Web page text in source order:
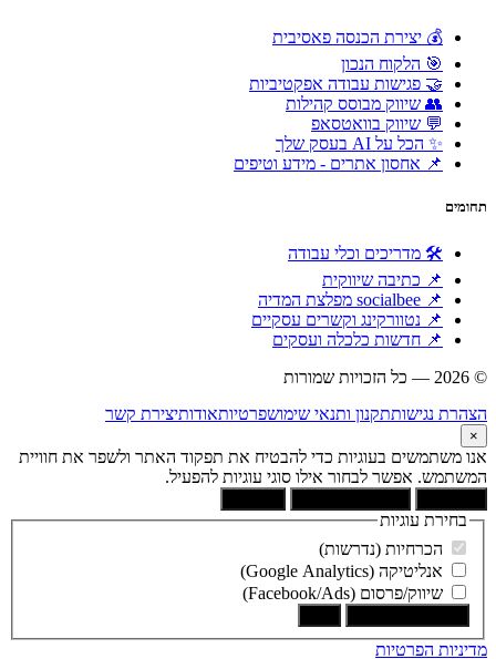
💰 יצירת הכנסה פאסיבית
🎯 הלקוח הנכון
🤝 פגישות עבודה אפקטיביות
👥 שיווק מבוסס קהילות
💬 שיווק בוואטסאפ
✨ הכל על AI בעסק שלך
📌 אחסון אתרים - מידע וטיפים
תחומים
🛠 מדריכים וכלי עבודה
📌 כתיבה שיווקית
📌 socialbee מפלצת המדיה
📌 נטוורקינג וקשרים עסקיים
📌 חדשות כלכלה ועסקים
© 2026 — כל הזכויות שמורות
הצהרת נגישותתקנון ותנאי שימושפרטיותאודותיצירת קשר
×
אנו משתמשים בעוגיות כדי להבטיח את תפקוד האתר ולשפר את חוויית
המשתמש. אפשר לבחור אילו סוגי עוגיות להפעיל.
בחירת עוגיות
הכרחיות (נדרשות)
אנליטיקה (Google Analytics)
שיווק/פרסום (Facebook/Ads)
מדיניות הפרטיות